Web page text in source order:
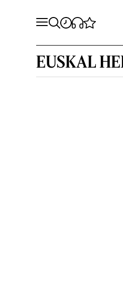
EUSKAL